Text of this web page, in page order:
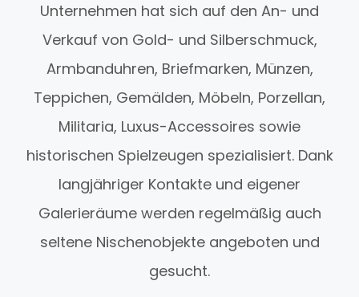
Unternehmen hat sich auf den An- und
Verkauf von Gold- und Silberschmuck,
Armbanduhren, Briefmarken, Münzen,
Teppichen, Gemälden, Möbeln, Porzellan,
Militaria, Luxus-Accessoires sowie
historischen Spielzeugen spezialisiert. Dank
langjähriger Kontakte und eigener
Galerieräume werden regelmäßig auch
seltene Nischenobjekte angeboten und
gesucht.